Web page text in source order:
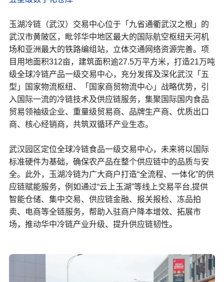
玉湖冷链（武汉）交易中心位于「九省通衢武汉之根」的
武汉市黄陂区，毗邻华中地区最大的国际航空枢纽天河机
场和亚洲最大的铁路编组站，立体交通网络资源完善。项
目用地面积312亩，建筑面积逾27.5万平方米，打造21万吨
级全球冷链产品一级交易中心，充分发挥及深化武汉「五
型」国家物流枢纽、「国家商贸物流中心」战略优势，引
入国际一流的冷链技术及供应链服务，集聚国际国内食品
贸易领袖级企业、重量级贸易商、品牌生产商、优质出口
商、核心经销商，共筑双循环产业生态。
武汉园区定位全球冷链食品一级交易中心，未来将以国际
标准硬件为基础，确保农产品在整个供应链中的品质与安
全。此外，玉湖冷链为广大商户打造“全流程、一体化”的供
应链赋能服务，例如通过“云上玉湖”等线上交易平台,提供
智能仓储、集中交易、供应链金融、报关报检、冻品拍
卖、电商等全链服务，帮助入驻商户降本增效、拓展市
场，推动华中冷链产业升级、提升供应链韧性。